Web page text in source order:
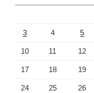
3 4 5
10 11 12
17 18 19
24 25 26